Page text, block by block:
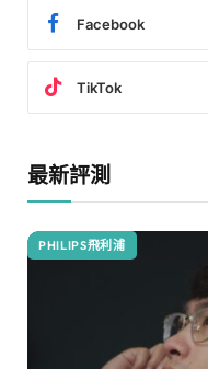
Facebook
TikTok
最新評測
PHILIPS飛利浦